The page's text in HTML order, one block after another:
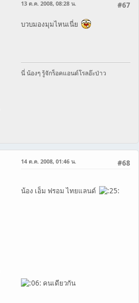
#67
13 ต.ค. 2008, 08:28 น.
บวบมองมุมไหนเนี่ย
นี่ น้องๆ รู้จักร็อคแอนด์โรลอ๊ะป่าว
#68
14 ต.ค. 2008, 01:46 น.
น้อง เอ็ม ฟรอม ไทยแลนด์
คนเดียวกัน